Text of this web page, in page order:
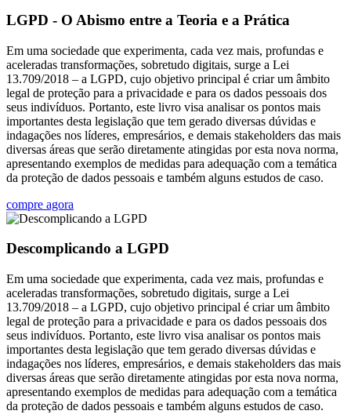
LGPD - O Abismo entre a Teoria e a Prática
Em uma sociedade que experimenta, cada vez mais, profundas e
aceleradas transformações, sobretudo digitais, surge a Lei
13.709/2018 – a LGPD, cujo objetivo principal é criar um âmbito
legal de proteção para a privacidade e para os dados pessoais dos
seus indivíduos. Portanto, este livro visa analisar os pontos mais
importantes desta legislação que tem gerado diversas dúvidas e
indagações nos líderes, empresários, e demais stakeholders das mais
diversas áreas que serão diretamente atingidas por esta nova norma,
apresentando exemplos de medidas para adequação com a temática
da proteção de dados pessoais e também alguns estudos de caso.
compre agora
Descomplicando a LGPD
Em uma sociedade que experimenta, cada vez mais, profundas e
aceleradas transformações, sobretudo digitais, surge a Lei
13.709/2018 – a LGPD, cujo objetivo principal é criar um âmbito
legal de proteção para a privacidade e para os dados pessoais dos
seus indivíduos. Portanto, este livro visa analisar os pontos mais
importantes desta legislação que tem gerado diversas dúvidas e
indagações nos líderes, empresários, e demais stakeholders das mais
diversas áreas que serão diretamente atingidas por esta nova norma,
apresentando exemplos de medidas para adequação com a temática
da proteção de dados pessoais e também alguns estudos de caso.